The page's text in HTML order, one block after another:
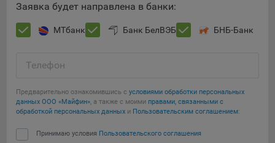
Заявка будет направлена в банки:
МТбанк Банк БелВЭБ БНБ-Банк
Телефон
Предварительно ознакомившись с условиями обработки персональных
данных ООО «Майфин», а также с моими правами, связанными с
обработкой персональных данных и Пользовательским соглашением:
Принимаю условия Пользовательского соглашения